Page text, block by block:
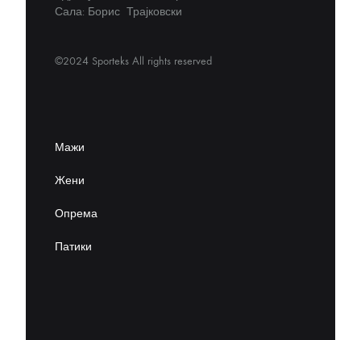
Сала: Борис Трајковски
©2024 Sporteks All rights reserved
Мажи
Жени
Опрема
Патики